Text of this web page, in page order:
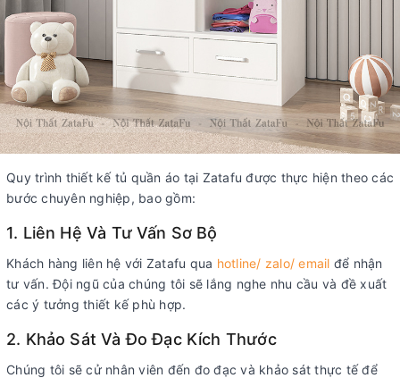
Quy trình thiết kế tủ quần áo tại Zatafu được thực hiện theo các
bước chuyên nghiệp, bao gồm:
1. Liên Hệ Và Tư Vấn Sơ Bộ
Khách hàng liên hệ với Zatafu qua hotline/ zalo/ email để nhận
tư vấn. Đội ngũ của chúng tôi sẽ lắng nghe nhu cầu và đề xuất
các ý tưởng thiết kế phù hợp.
2. Khảo Sát Và Đo Đạc Kích Thước
Chúng tôi sẽ cử nhân viên đến đo đạc và khảo sát thực tế để